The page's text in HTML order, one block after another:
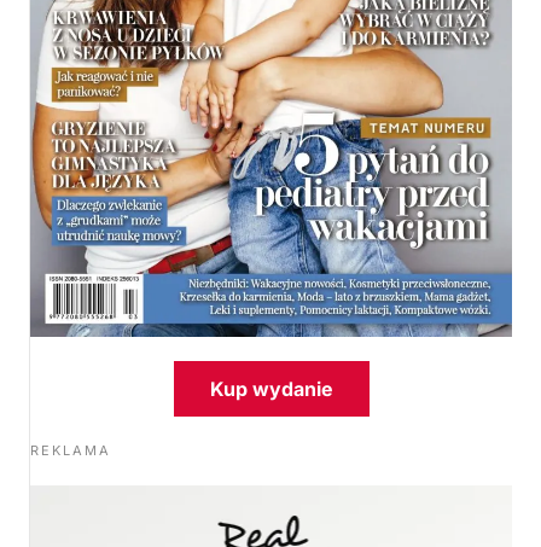
Kup wydanie
REKLAMA